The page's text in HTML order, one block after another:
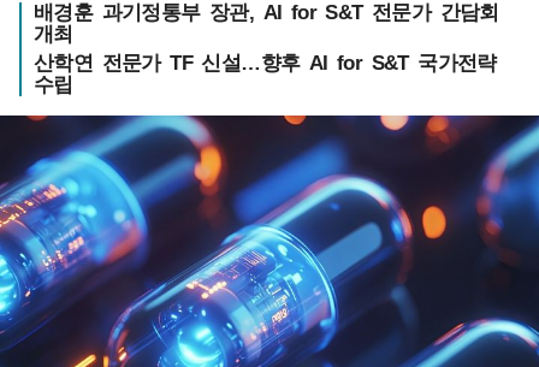
배경훈 과기정통부 장관, AI for S&T 전문가 간담회
개최
산학연 전문가 TF 신설…향후 AI for S&T 국가전략
수립